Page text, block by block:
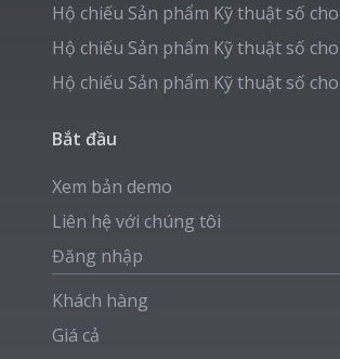
Hộ chiếu Sản phẩm Kỹ thuật số cho
Hộ chiếu Sản phẩm Kỹ thuật số cho
Hộ chiếu Sản phẩm Kỹ thuật số cho
Bắt đầu
Xem bản demo
Liên hệ với chúng tôi
Đăng nhập
Khách hàng
Giá cả